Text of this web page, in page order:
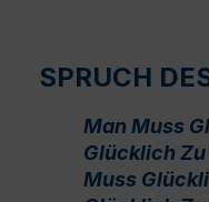
SPRUCH
Man Muss
Glücklich
Muss